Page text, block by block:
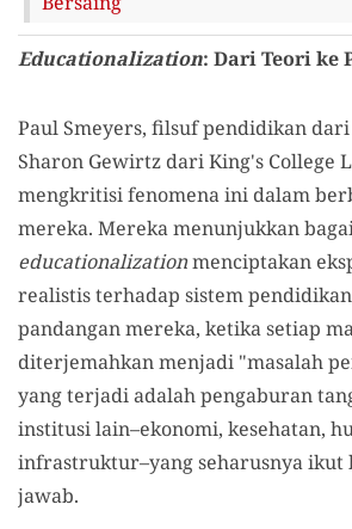
Educationalization: Dari Teori ke
Paul Smeyers, filsuf pendidikan
Sharon Gewirtz dari King's College
mengkritisi fenomena ini dalam
mereka. Mereka menunjukkan
educationalizationmenciptakan
realistis terhadap sistem
pandangan mereka, ketika setiap
diterjemahkan menjadi "masalah
yang terjadi adalah pengaburan
institusi lain–ekonomi, kesehatan,
infrastruktur–yang seharusnya ikut
jawab.